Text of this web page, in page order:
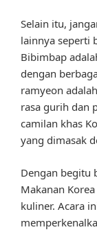
Selain itu,
lainnya seperti
Bibimbap
dengan
ramyeon
rasa gurih dan
camilan khas
yang dimasak
Dengan begitu
Makanan
kuliner. Acara